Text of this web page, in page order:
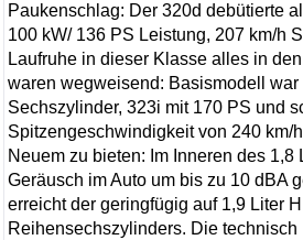
Paukenschlag: Der 320d debütierte
100 kW/ 136 PS Leistung, 207 km/h
Laufruhe in dieser Klasse alles in
waren wegweisend: Basismodell
Sechszylinder, 323i mit 170 PS und
Spitzengeschwindigkeit von 240 km/
Neuem zu bieten: Im Inneren des
Geräusch im Auto um bis zu 10 dBA
erreicht der geringfügig auf 1,9 Liter
Reihensechszylinders. Die